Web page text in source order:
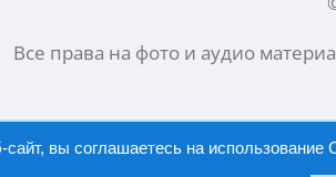
Все права на фото и аудио
сайт, вы соглашаетесь на